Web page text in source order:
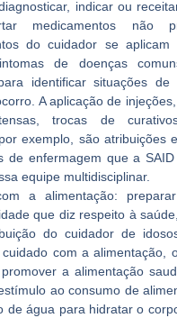
indicar ou
medicamentos não
do cuidador se aplicam
de doenças
identificar situações de
A aplicação de
trocas de
exemplo, são atribuições
de enfermagem que a
equipe multidisciplinar.
a alimentação:
que diz respeito à
do cuidador de
com a alimentação,
a alimentação
ao consumo de
de água para hidratar o